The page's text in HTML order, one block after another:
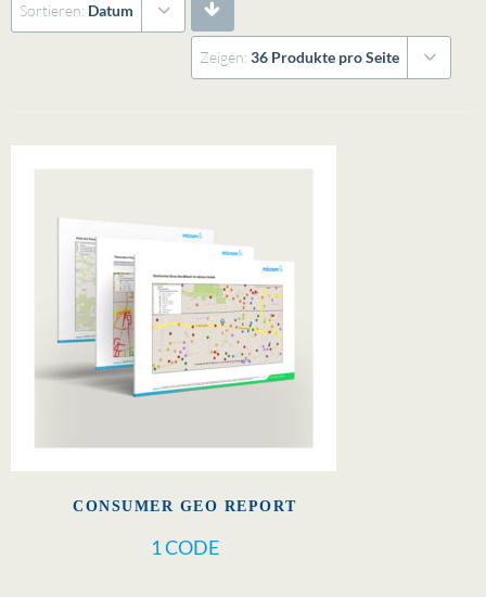
Sortieren: Datum
Zeigen: 36 Produkte pro Seite
CONSUMER GEO REPORT
1 CODE